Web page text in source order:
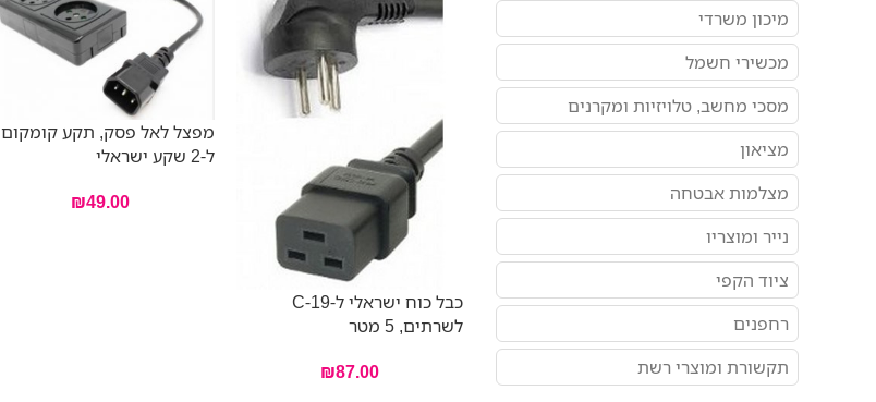
מיכון משרדי
מכשירי חשמל
מסכי מחשב, טלויזיות ומקרנים
מציאון
מצלמות אבטחה
נייר ומוצריו
ציוד הקפי
רחפנים
תקשורת ומוצרי רשת
כבל כוח ישראלי ל-C-19
לשרתים, 5 מטר
₪87.00
מפצל לאל פסק, תקע קומקום
ל-2 שקע ישראלי
₪49.00